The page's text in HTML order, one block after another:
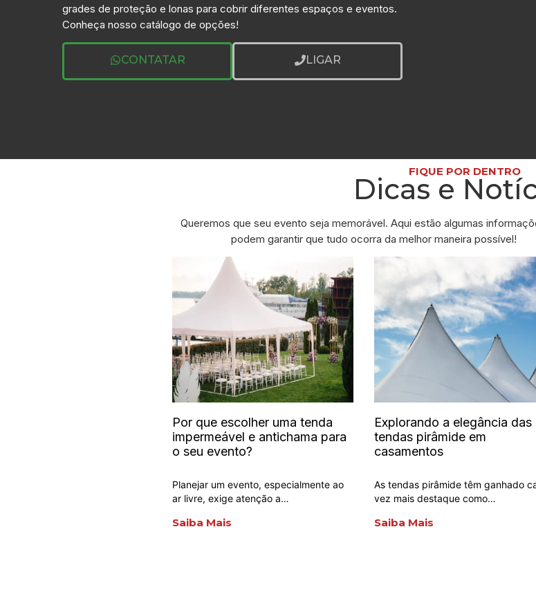
grades de proteção e lonas para cobrir diferentes espaços e eventos.
Conheça nosso catálogo de opções!
CONTATAR LIGAR
FIQUE POR DENTRO
Dicas e
Queremos que seu evento seja memorável. Aqui estão algumas
podem garantir que tudo ocorra da melhor maneira possível!
Por que escolher uma tenda
impermeável e antichama para
o seu evento?
Planejar um evento, especialmente ao
ar livre, exige atenção a…
Saiba Mais
Explorando a elegância das
tendas pirâmide em
casamentos
As tendas pirâmide têm ganhado
vez mais destaque como…
Saiba Mais